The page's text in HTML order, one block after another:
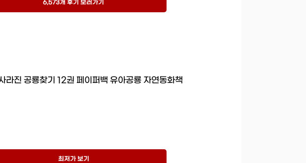
6,573개 후기 보러가기
라진 공룡찾기 12권 페이퍼백 유아공룡 자연동화책
최저가 보기